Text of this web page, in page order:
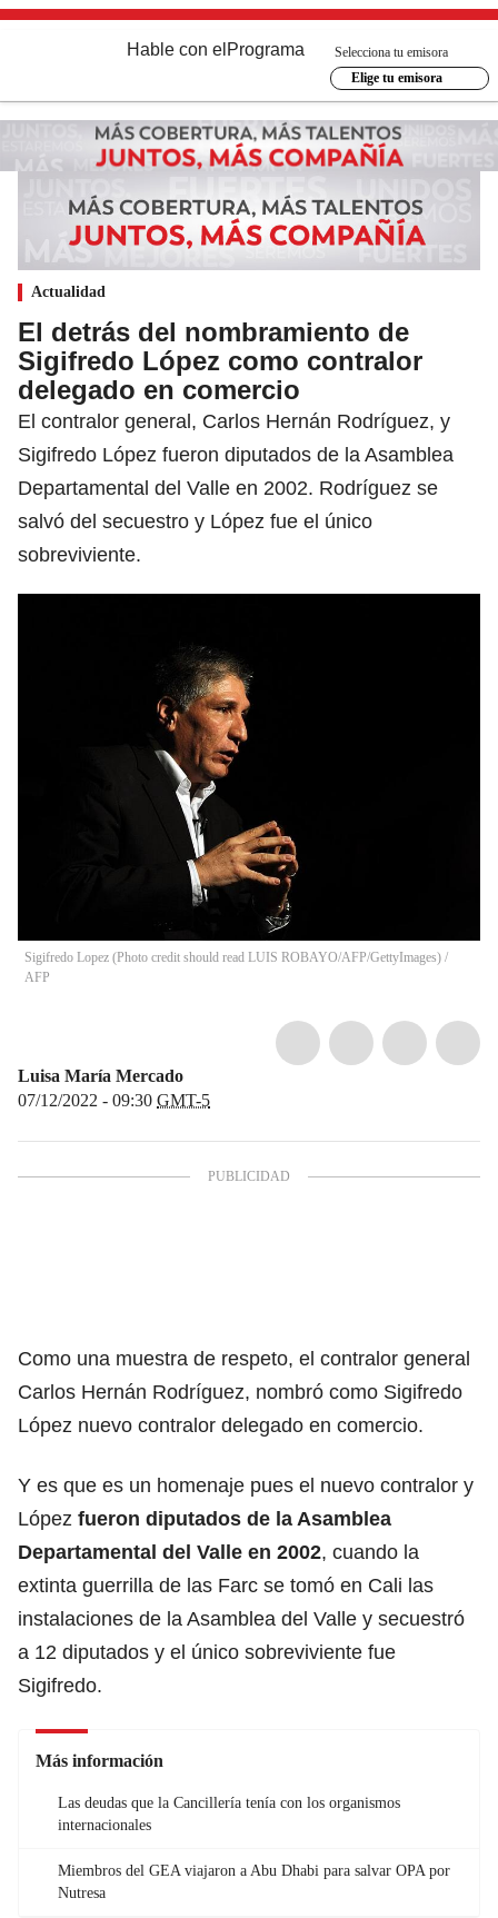
Hable con el Programa
Selecciona tu emisora
Elige tu emisora
Actualidad
El detrás del nombramiento de
Sigifredo López como contralor
delegado en comercio
El contralor general, Carlos Hernán Rodríguez, y
Sigifredo López fueron diputados de la Asamblea
Departamental del Valle en 2002. Rodríguez se
salvó del secuestro y López fue el único
sobreviviente.
Sigifredo Lopez (Photo credit should read LUIS ROBAYO/AFP/GettyImages) /
AFP
Luisa María Mercado
07/12/2022 - 09:30 GMT-5
Como una muestra de respeto, el contralor general
Carlos Hernán Rodríguez, nombró como Sigifredo
López nuevo contralor delegado en comercio.
Y es que es un homenaje pues el nuevo contralor y
López fueron diputados de la Asamblea
Departamental del Valle en 2002, cuando la
extinta guerrilla de las Farc se tomó en Cali las
instalaciones de la Asamblea del Valle y secuestró
a 12 diputados y el único sobreviviente fue
Sigifredo.
Más información
Las deudas que la Cancillería tenía con los organismos
internacionales
Miembros del GEA viajaron a Abu Dhabi para salvar OPA por
Nutresa